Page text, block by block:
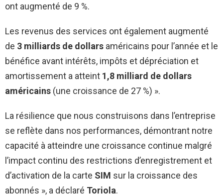
ont augmenté de 9 %.
Les revenus des services ont également augmenté
de 3 milliards de dollars américains pour l’année et le
bénéfice avant intérêts, impôts et dépréciation et
amortissement a atteint 1,8 milliard de dollars
américains (une croissance de 27 %) ».
La résilience que nous construisons dans l’entreprise
se reflète dans nos performances, démontrant notre
capacité à atteindre une croissance continue malgré
l’impact continu des restrictions d’enregistrement et
d’activation de la carte SIM sur la croissance des
abonnés », a déclaré Toriola.